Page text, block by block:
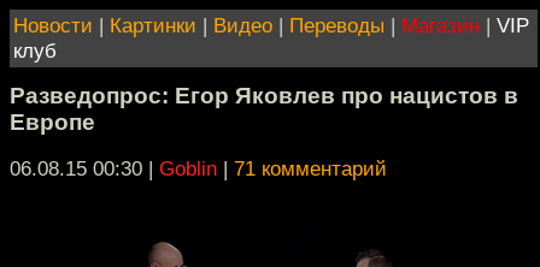
Новости | Картинки | Видео | Переводы | Магазин | VIP
клуб
Разведопрос: Егор Яковлев про нацистов в
Европе
06.08.15 00:30 | Goblin | 71 комментарий